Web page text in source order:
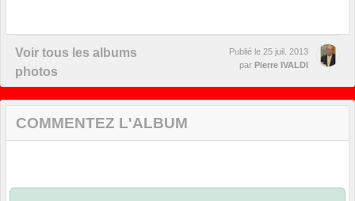
Voir tous les albums
photos
Publié le 25 juil. 2013
par Pierre IVALDI
COMMENTEZ L'ALBUM